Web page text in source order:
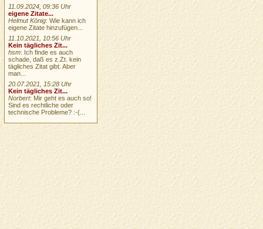
11.09.2024, 09:36 Uhr
eigene Zitate...
Helmut König: Wie kann ich
eigene Zitate hinzufügen...
11.10.2021, 10:56 Uhr
Kein tägliches Zit...
hsm: Ich finde es auch
schade, daß es z.Zt. kein
tägliches Zitat gibt. Aber
man...
20.07.2021, 15:28 Uhr
Kein tägliches Zit...
Norbert: Mir geht es auch so!
Sind es rechtliche oder
technische Probleme? :-(...